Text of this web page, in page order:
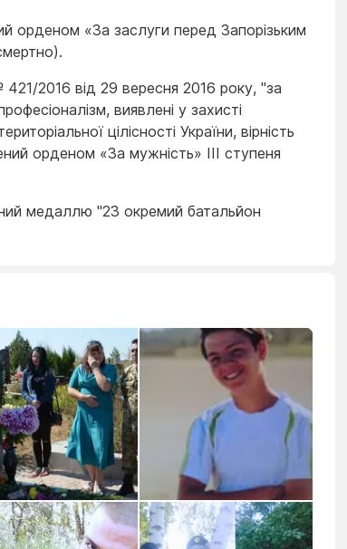
орденом «За заслуги перед Запорізьким
2016 від 29 вересня 2016 року, "за
виявлені у захисті
цілісності України, вірність
орденом «За мужність» III ступеня
медаллю "23 окремий батальйон